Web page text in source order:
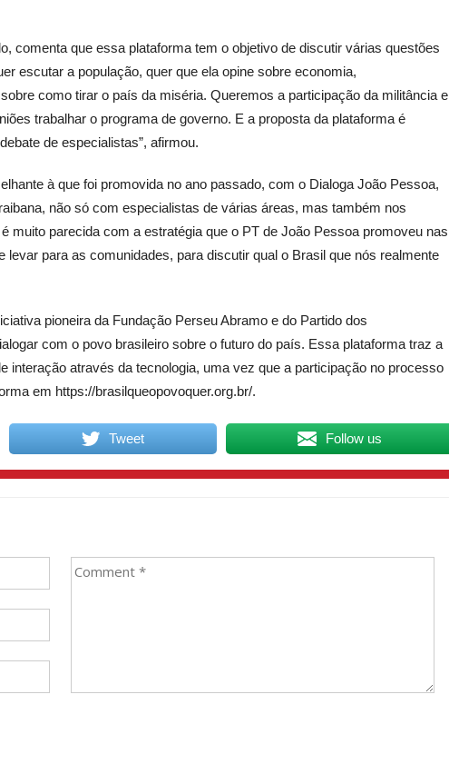
comenta que essa plataforma tem o objetivo de discutir várias questões
escutar a população, quer que ela opine sobre economia,
como tirar o país da miséria. Queremos a participação da militância e
trabalhar o programa de governo. E a proposta da plataforma é
de especialistas”, afirmou.
à que foi promovida no ano passado, com o Dialoga João Pessoa,
não só com especialistas de várias áreas, mas também nos
muito parecida com a estratégia que o PT de João Pessoa promoveu nas
para as comunidades, para discutir qual o Brasil que nós realmente
pioneira da Fundação Perseu Abramo e do Partido dos
com o povo brasileiro sobre o futuro do país. Essa plataforma traz a
interação através da tecnologia, uma vez que a participação no processo
em https://brasilqueopovoquer.org.br/.
Tweet Follow us